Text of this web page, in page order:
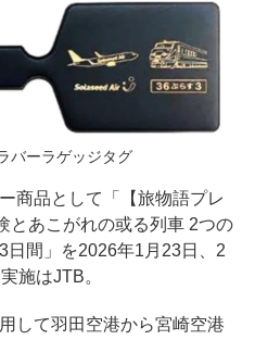
バーラゲッジタグ
商品として「【旅物語プレ
とあこがれの或る列車 2つの
日間」を2026年1月23日、2
施はJTB。
して羽田空港から宮崎空港